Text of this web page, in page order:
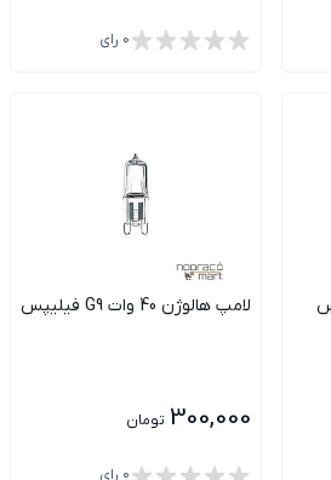
0 رای
لامپ هالوژن 40 وات G9 فیلیپس
300,000 تومان
0 رای